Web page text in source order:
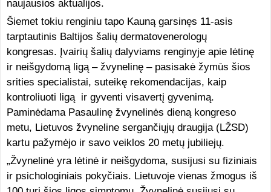
naujausios aktualijos.
Šiemet tokiu renginiu tapo Kauną garsinęs 11-asis
tarptautinis Baltijos šalių dermatovenerologų
kongresas. Įvairių šalių dalyviams renginyje apie lėtinę
ir neišgydomą ligą – žvynelinę – pasisakė žymūs šios
srities specialistai, suteikę rekomendacijas, kaip
kontroliuoti ligą ir gyventi visavertį gyvenimą.
Paminėdama Pasaulinę žvynelinės dieną kongreso
metu, Lietuvos žvyneline sergančiųjų draugija (LŽSD)
kartu pažymėjo ir savo veiklos 20 metų jubiliejų.
„Žvynelinė yra lėtinė ir neišgydoma, susijusi su fiziniais
ir psichologiniais pokyčiais. Lietuvoje vienas žmogus iš